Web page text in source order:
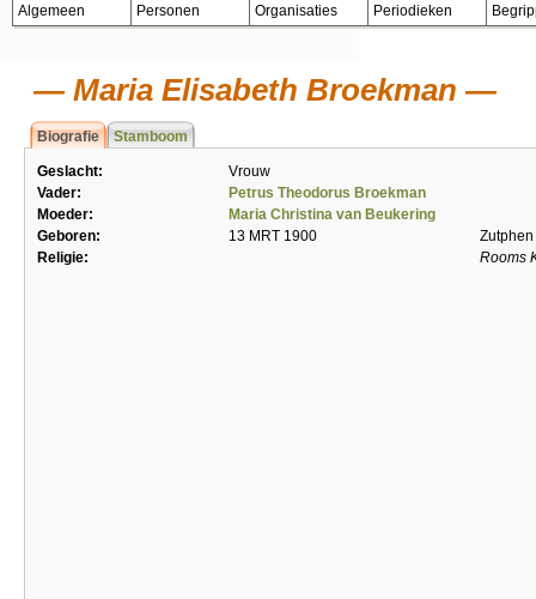
Algemeen Personen Organisaties Periodieken
Maria Elisabeth Broekman
Biografie Stamboom
Geslacht:
Vrouw
Vader:
Petrus Theodorus Broekman
Moeder:
Maria Christina van Beukering
Geboren:
13 MRT 1900
Zutphen
Religie:
Rooms